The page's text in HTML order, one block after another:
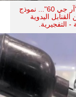
القنبلة "آر جي 60"... نموذج
اليدوية
- التفجيرية.